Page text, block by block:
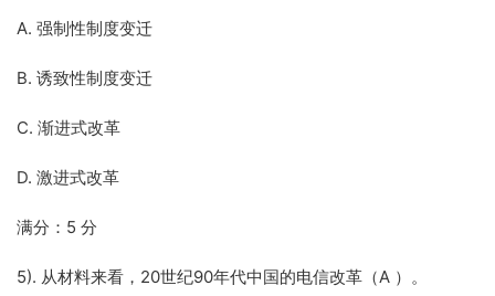
A. 强制性制度变迁
B. 诱致性制度变迁
C. 渐进式改革
D. 激进式改革
满分：5 分
5). 从材料来看，20世纪90年代中国的电信改革（A ）。